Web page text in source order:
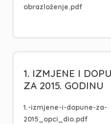
obrazloženje.pdf
1. IZMJENE I
ZA 2015. GODINU
1.-izmjene-i-dopune-za-
2015_opci_dio.pdf